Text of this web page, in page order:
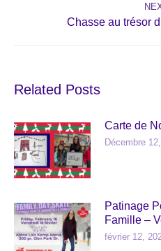
Chasse au trésor
Related Posts
Carte de
Décembre
Patinage
Famille –
février 12,